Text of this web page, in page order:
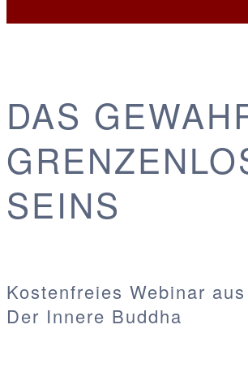
DAS
SEINS
Kostenfreies Webinar
Der Innere Buddha